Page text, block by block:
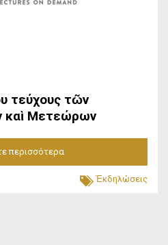
τεύχους τῶν
καὶ Μετεώρων
περισσότερα
Ἐκδηλώσεις